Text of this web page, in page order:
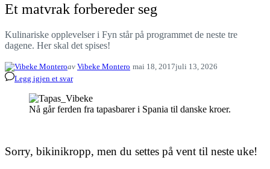
Et matvrak forbereder seg
Kulinariske opplevelser i Fyn står på programmet de neste tre
dagene. Her skal det spises!
av Vibeke Montero mai 18, 2017juli 13, 2026
Legg igjen et svar
Nå går ferden fra tapasbarer i Spania til danske kroer.
Sorry, bikinikropp, men du settes på vent til neste uke!